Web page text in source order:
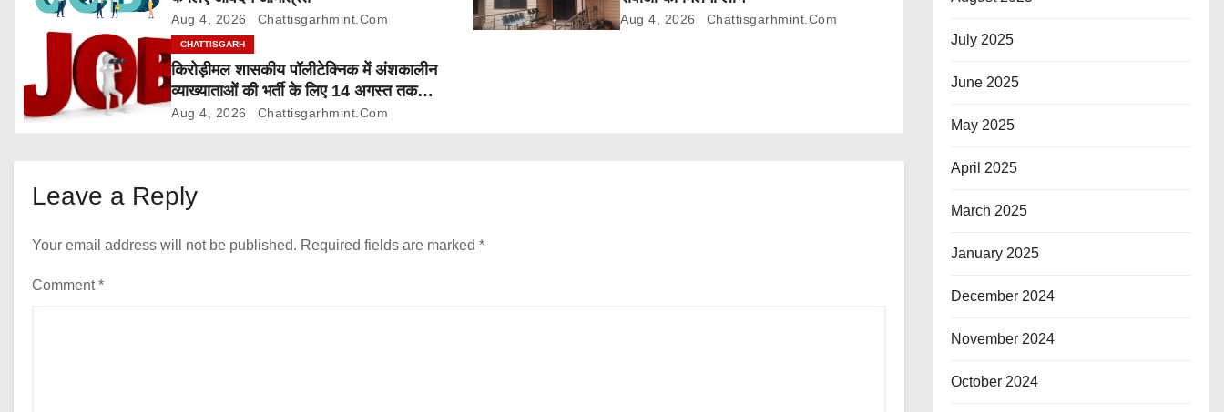
o
Aug 4, 2026 Chattisgarhmint.com Aug 4, 2026 Chattisgarhmint.com
CHATTISGARH
किरोड़ीमल शासकीय पॉलीटेक्निक में अंशकालीन
व्याख्याताओं की भर्ती के लिए 14 अगस्त तक
आवेदन आमंत्रित
Aug 4, 2026 Chattisgarhmint.com
Leave a Reply
Your email address will not be published. Required fields are marked *
Comment*
July 2025
June 2025
May 2025
April 2025
March 2025
January 2025
December 2024
November 2024
October 2024